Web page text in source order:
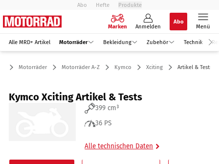
Abo Hefte Produkte
Marken Anmelden
Abo
Menü
Alle MRD+ Artikel Motorräder Bekleidung Zubehör Technik
Motorräder Motorräder A-Z Kymco Xciting Artikel & Tests
Kymco Xciting Artikel & Tests
399 cm³
36 PS
Alle technischen Daten